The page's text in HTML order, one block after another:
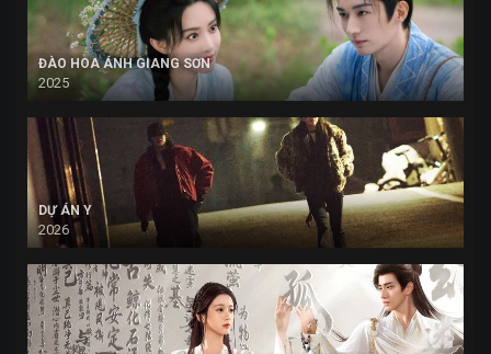
ĐÀO HOA ÁNH GIANG SƠN
2025
DỰ ÁN Y
2026